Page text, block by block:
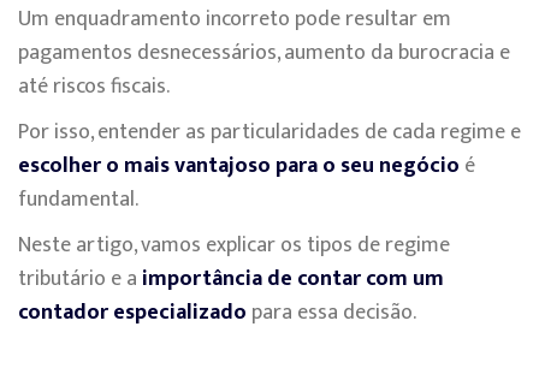
Um enquadramento incorreto pode resultar em
pagamentos desnecessários, aumento da burocracia e
até riscos fiscais.
Por isso, entender as particularidades de cada regime e
escolher o mais vantajoso para o seu negócio é
fundamental.
Neste artigo, vamos explicar os tipos de regime
tributário e a importância de contar com um
contador especializado para essa decisão.